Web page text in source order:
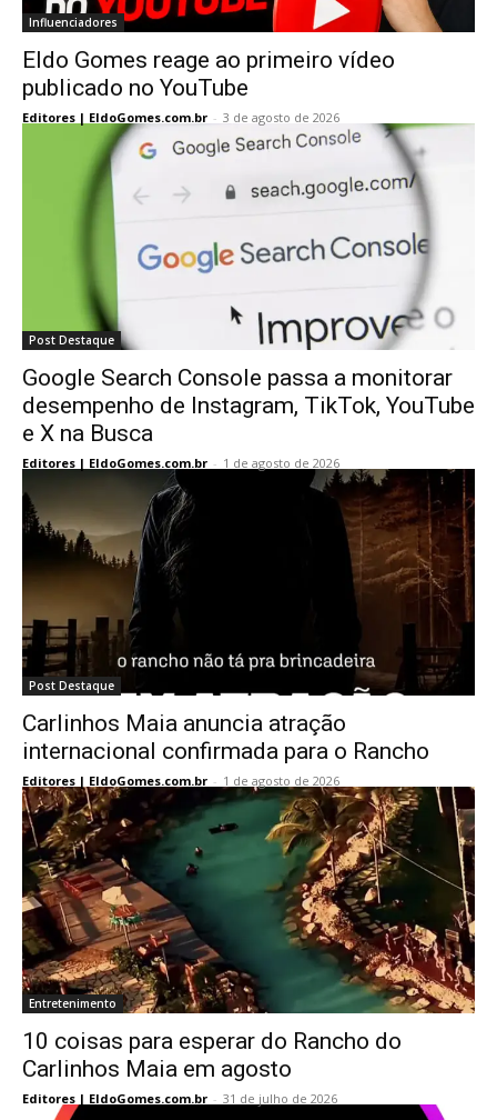
Influenciadores
Eldo Gomes reage ao primeiro vídeo
publicado no YouTube
Editores | EldoGomes.com.br - 3 de agosto de 2026
Post Destaque
Google Search Console passa a monitorar
desempenho de Instagram, TikTok, YouTube
e X na Busca
Editores | EldoGomes.com.br - 1 de agosto de 2026
Post Destaque
Carlinhos Maia anuncia atração
internacional confirmada para o Rancho
Editores | EldoGomes.com.br - 1 de agosto de 2026
Entretenimento
10 coisas para esperar do Rancho do
Carlinhos Maia em agosto
Editores | EldoGomes.com.br - 31 de julho de 2026